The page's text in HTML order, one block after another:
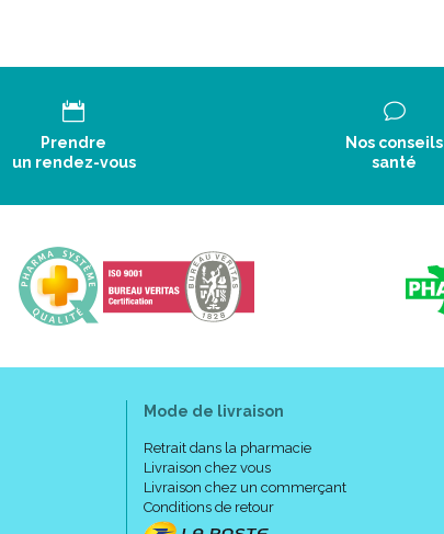
Prendre
un rendez-vous
Nos conseils
santé
Mode de livraison
Retrait dans la pharmacie
Livraison chez vous
Livraison chez un commerçant
Conditions de retour